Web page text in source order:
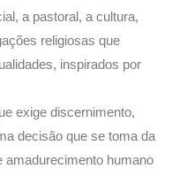
a pastoral, a cultura,
religiosas que
inspirados por
exige discernimento,
decisão que se toma da
amadurecimento humano